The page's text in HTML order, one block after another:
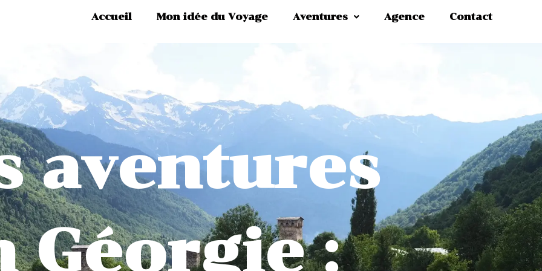
Accueil Mon idée du Voyage Aventures Agence Contact
aventures
Géorgie :